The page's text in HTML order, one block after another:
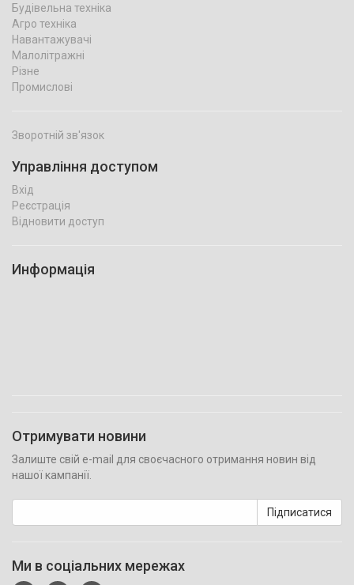
Будівельна техніка
Агро техніка
Навантажувачі
Малолітражні
Різне
Промислові
Зворотній зв'язок
Управління доступом
Вхід
Реєстрація
Відновити доступ
Информація
Отримувати новини
Залиште свій e-mail для своєчасного отримання новин від
нашої кампанії.
Підписатися
Ми в соціальних мережах